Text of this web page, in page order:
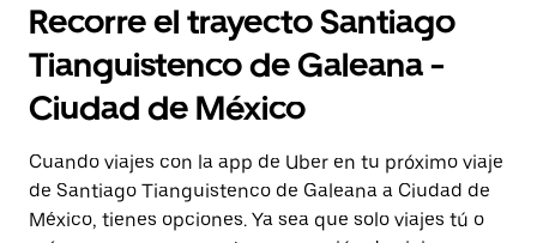
Recorre el trayecto Santiago
Tianguistenco de Galeana -
Ciudad de México
Cuando viajes con la app de Uber en tu próximo viaje
de Santiago Tianguistenco de Galeana a Ciudad de
México, tienes opciones. Ya sea que solo viajes tú o